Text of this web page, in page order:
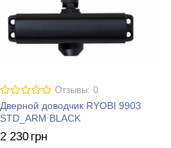
Отзывы: 0
Дверной доводчик RYOBI 9903
STD_ARM BLACK
2 230 грн